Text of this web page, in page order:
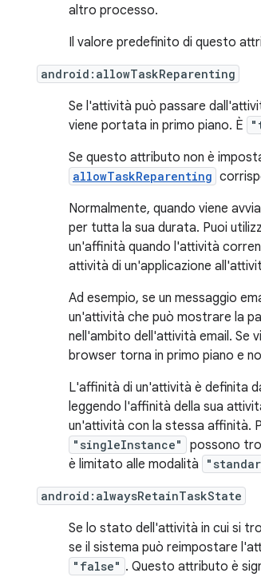
altro processo.
Il valore predefinito di questo
android:allowTaskReparenting
Se l'attività può passare
viene portata in primo piano. È
Se questo attributo non è
allowTaskReparenting
Normalmente, quando viene
per tutta la sua durata. Puoi
un'affinità quando l'attività
attività di un'applicazione
Ad esempio, se un messaggio
un'attività che può mostrare la
nell'ambito dell'attività email. Se
browser torna in primo piano e
L'affinità di un'attività è definita
leggendo l'affinità della sua
un'attività con la stessa affinità.
"singleInstance"
possono
è limitato alle modalità
android:alwaysRetainTaskState
Se lo stato dell'attività in cui si
se il sistema può reimpostare
"false" . Questo attributo è